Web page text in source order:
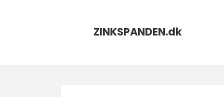
ZINKSPANDEN.dk